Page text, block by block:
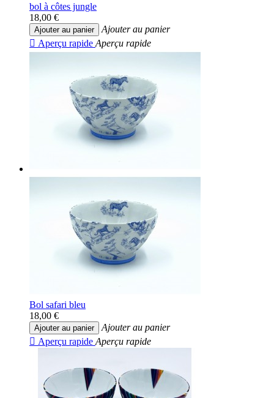
bol à côtes jungle
18,00 €
Ajouter au panier
Ajouter au panier
 Aperçu rapide Aperçu rapide
Bol safari bleu
18,00 €
Ajouter au panier
Ajouter au panier
 Aperçu rapide Aperçu rapide